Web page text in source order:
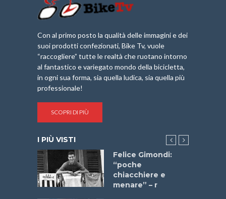
Con al primo posto la qualità delle immagini e dei
suoi prodotti confezionati, Bike Tv, vuole
“raccogliere” tutte le realtà che ruotano intorno
al fantastico e variegato mondo della bicicletta,
in ogni sua forma, sia quella ludica, sia quella più
professionale!
SCOPRI DI PIÙ
I PIÙ VISTI
Felice Gimondi:
“poche
chiacchiere e
menare” – r